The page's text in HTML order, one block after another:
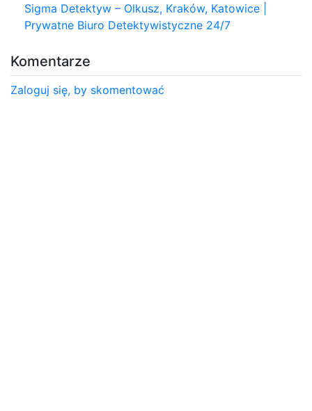
Sigma Detektyw – Olkusz, Kraków, Katowice |
Prywatne Biuro Detektywistyczne 24/7
Komentarze
Zaloguj się, by skomentować